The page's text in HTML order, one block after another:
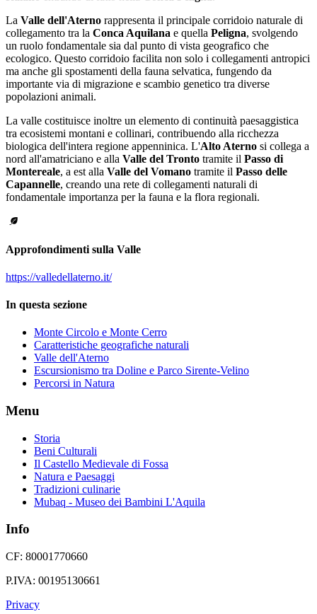
La Valle dell'Aterno rappresenta il principale corridoio naturale di
collegamento tra la Conca Aquilana e quella Peligna, svolgendo
un ruolo fondamentale sia dal punto di vista geografico che
ecologico. Questo corridoio facilita non solo i collegamenti antropici
ma anche gli spostamenti della fauna selvatica, fungendo da
importante via di migrazione e scambio genetico tra diverse
popolazioni animali.
La valle costituisce inoltre un elemento di continuità paesaggistica
tra ecosistemi montani e collinari, contribuendo alla ricchezza
biologica dell'intera regione appenninica. L'Alto Aterno si collega a
nord all'amatriciano e alla Valle del Tronto tramite il Passo di
Montereale, a est alla Valle del Vomano tramite il Passo delle
Capannelle, creando una rete di collegamenti naturali di
fondamentale importanza per la fauna e la flora regionali.
Approfondimenti sulla Valle
https://valledellaterno.it/
In questa sezione
Monte Circolo e Monte Cerro
Caratteristiche geografiche naturali
Valle dell'Aterno
Escursionismo tra Doline e Parco Sirente-Velino
Percorsi in Natura
Menu
Storia
Beni Culturali
Il Castello Medievale di Fossa
Natura e Paesaggi
Tradizioni culinarie
Mubaq - Museo dei Bambini L'Aquila
Info
CF: 80001770660
P.IVA: 00195130661
Privacy